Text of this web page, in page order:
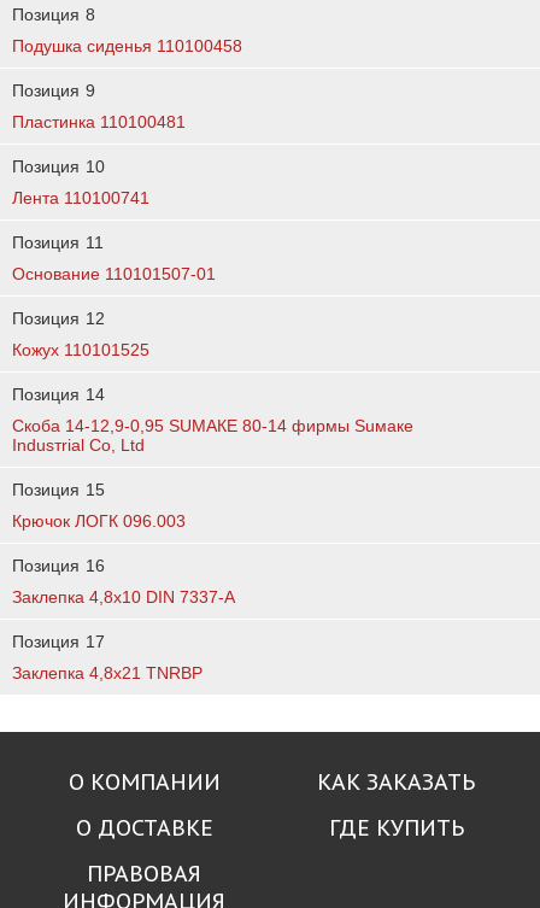
Позиция 8
Подушка сиденья 110100458
Позиция 9
Пластинка 110100481
Позиция 10
Лента 110100741
Позиция 11
Основание 110101507-01
Позиция 12
Кожух 110101525
Позиция 14
Скоба 14-12,9-0,95 SUМАКЕ 80-14 фирмы Suмаке
Indusтriаl Со, Ltd
Позиция 15
Крючок ЛОГК 096.003
Позиция 16
Заклепка 4,8х10 DIN 7337-A
Позиция 17
Заклепка 4,8х21 TNRBP
О КОМПАНИИ
КАК ЗАКАЗАТЬ
О ДОСТАВКЕ
ГДЕ КУПИТЬ
ПРАВОВАЯ
ИНФОРМАЦИЯ